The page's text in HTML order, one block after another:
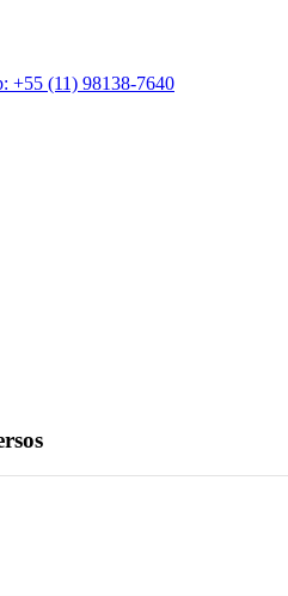
+55 (11) 98138-7640